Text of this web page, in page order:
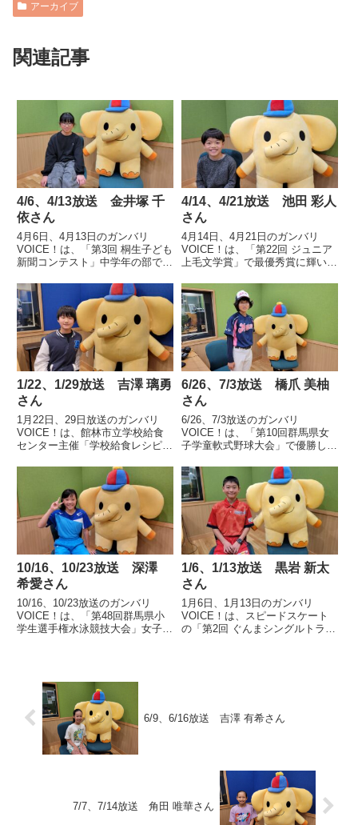
アーカイブ
関連記事
4/6、4/13放送 金井塚 千
依さん
4月6日、4月13日のガンバリ
VOICE！は、「第3回 桐生子ども
新聞コンテスト」中学年の部で最
学校5年 金井塚 千依さんの声で
す。
4/14、4/21放送 池田 彩人
さん
4月14日、4月21日のガンバリ
VOICE！は、「第22回 ジュニア
上毛文学賞」で最優秀賞に輝いた
人さんの声です。
1/22、1/29放送 吉澤 璃勇
さん
1月22日、29日放送のガンバリ
VOICE！は、館林市立学校給食
センター主催「学校給食レシピコ
賞を受賞した、館林市立第二小学
校4年 吉澤 璃勇さんの声です。
6/26、7/3放送 橋爪 美柚
さん
6/26、7/3放送のガンバリ
VOICE！は、「第10回群馬県女
子学童軟式野球大会」で優勝し、
2023 全日本女子学童軟式野球大
会」の出場権を獲得した前橋ガー
ルズのキャプテン、前橋市立城南
小学校6年 橋爪 美柚さ...
10/16、10/23放送 深澤
希愛さん
10/16、10/23放送のガンバリ
VOICE！は、「第48回群馬県小
学生選手権水泳競技大会」女子小
さんの声です。
1/6、1/13放送 黒岩 新太
さん
1月6日、1月13日のガンバリ
VOICE！は、スピードスケート
の「第2回 ぐんまシングルトラッ
6/9、6/16放送 吉澤 有希さん
7/7、7/14放送 角田 唯華さん